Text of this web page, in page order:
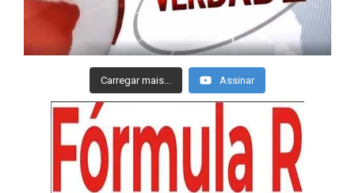
Carregar mais... Assinar